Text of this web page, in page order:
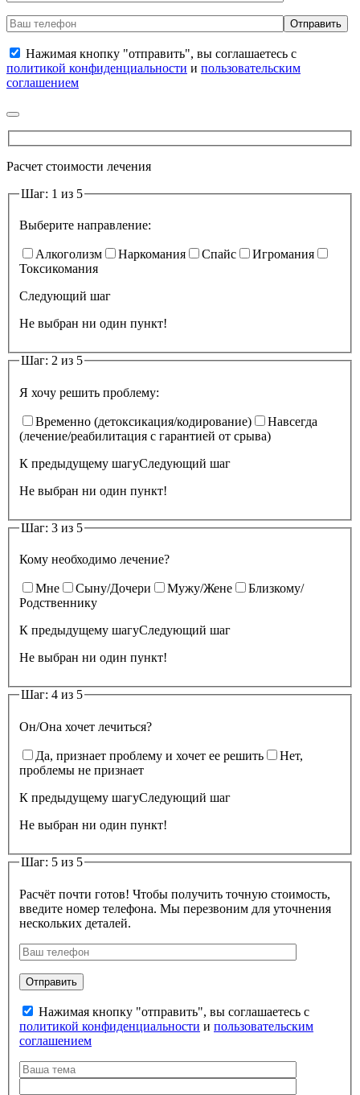
Нажимая кнопку "отправить", вы соглашаетесь с
политикой конфиденциальности и пользовательским
соглашением
Расчет стоимости лечения
Шаг: 1 из 5
Выберите направление:
Алкоголизм Наркомания Спайс
Игромания
Токсикомания
Следующий шаг
Не выбран ни один пункт!
Шаг: 2 из 5
Я хочу решить проблему:
Временно (детоксикация/кодирование)
Навсегда
(лечение/реабилитация с гарантией от срыва)
К предыдущему шагуСледующий шаг
Не выбран ни один пункт!
Шаг: 3 из 5
Кому необходимо лечение?
Мне Сыну/Дочери Мужу/Жене
Близкому/
Родственнику
К предыдущему шагуСледующий шаг
Не выбран ни один пункт!
Шаг: 4 из 5
Он/Она хочет лечиться?
Да, признает проблему и хочет ее решить
Нет,
проблемы не признает
К предыдущему шагуСледующий шаг
Не выбран ни один пункт!
Шаг: 5 из 5
Расчёт почти готов! Чтобы получить точную стоимость,
введите номер телефона. Мы перезвоним для уточнения
нескольких деталей.
Нажимая кнопку "отправить", вы соглашаетесь с
политикой конфиденциальности и пользовательским
соглашением